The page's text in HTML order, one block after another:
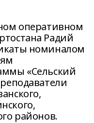
оперативном
Радий
номиналом
«Сельский
районов.